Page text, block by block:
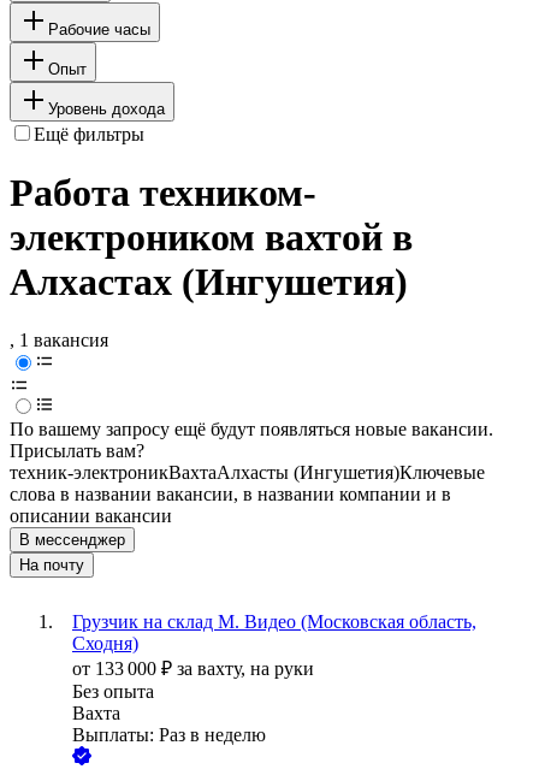
Рабочие часы
Опыт
Уровень дохода
Ещё фильтры
Работа техником-
электроником вахтой в
Алхастах (Ингушетия)
, 1 вакансия
По вашему запросу ещё будут появляться новые вакансии.
Присылать вам?
техник-электроникВахтаАлхасты (Ингушетия)Ключевые
слова в названии вакансии, в названии компании и в
описании вакансии
В мессенджер
На почту
Грузчик на склад М. Видео (Московская область,
Сходня)
от 133 000 ₽ за вахту, на руки
Без опыта
Вахта
Выплаты: Раз в неделю